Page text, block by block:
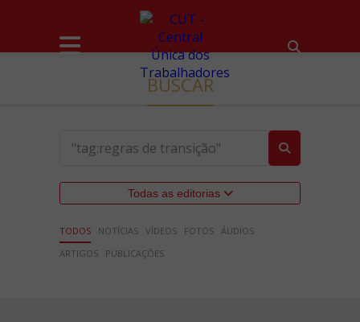
BUSCAR
Todas as editorias
TODOS NOTÍCIAS VÍDEOS FOTOS ÁUDIOS
ARTIGOS
PUBLICAÇÕES